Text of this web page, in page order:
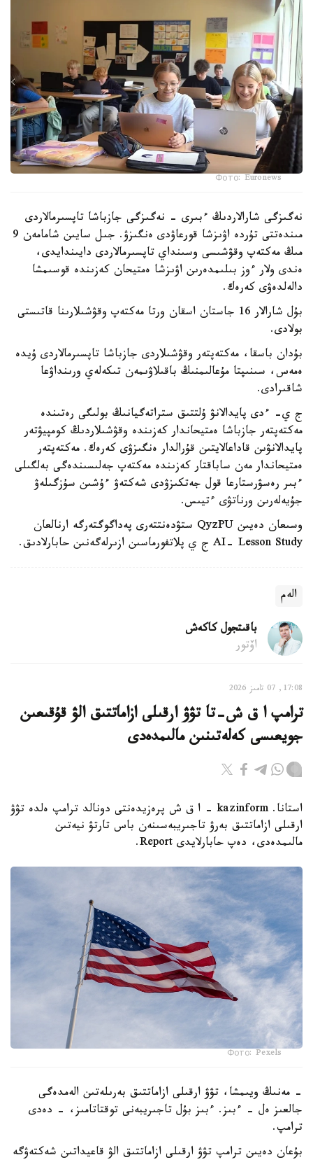
Фото: Euronews
نەگىزگى شارالاردىڭ ءبىرى - نەگىزگى جازباشا تاپسىرمالاردى
مىندەتتى تۇردە اۋىزشا قورعاۋدى ەنگىزۋ. جىل سايىن شامامەن 9
مىڭ مەكتەپ وقۋشىسى وسىنداي تاپسىرمالاردى دايىندايدى،
ەندى ولار ءوز بىلىمدەرىن اۋىزشا ەمتيحان كەزىندە قوسىمشا
دالەلدەۋى كەرەك.
بۇل شارالار 16 جاستان اسقان ورتا مەكتەپ وقۋشىلارىنا قاتىستى
بولادى.
بۇدان باسقا، مەكتەپتەر وقۋشىلاردى جازباشا تاپسىرمالاردى ۇيدە
ەمەس، سىنىپتا مۇعالىمنىڭ باقىلاۋىمەن تىكەلەي ورىنداۋعا
شاقىرادى.
ج ي- ءدى پايدالانۋ ۇلتتىق ستراتەگيانىڭ بولىگى رەتىندە
مەكتەپتەر جازباشا ەمتيحاندار كەزىندە وقۋشىلاردىڭ كومپيۋتەر
پايدالانۋىن قاداعالايتىن قۇرالدار ەنگىزۋى كەرەك. مەكتەپتەر
ەمتيحاندار مەن ساباقتار كەزىندە مەكتەپ جەلىسىندەگى بەلگىلى
ءبىر رەسۋرستارعا قول جەتكىزۋدى شەكتەۋ ءۇشىن سۇزگىلەۋ
جۇيەلەرىن ورناتۋى ءتيىس.
وسىعان دەيىن QyzPU ستۋدەنتتەرى پەداگوگتەرگە ارنالعان
AI- Lesson Study ج ي پلاتفورماسىن ازىرلەگەنىن حابارلادىق.
الەم
باقىتجول كاكەش
اۆتور
17:08, 07 تامىز 2026
ترامپ ا ق ش-تا تۋۋ ارقىلى ازاماتتىق الۋ قۇقىعىن
جويعىسى كەلەتىنىن مالىمدەدى
استانا. kazinform - ا ق ش پرەزيدەنتى دونالد ترامپ ەلدە تۋۋ
ارقىلى ازاماتتىق بەرۋ تاجىريبەسىنەن باس تارتۋ نيەتىن
مالىمدەدى، دەپ حابارلايدى Report.
Фото: Pexels
- مەنىڭ ويىمشا، تۋۋ ارقىلى ازاماتتىق بەرىلەتىن الەمدەگى
جالعىز ەل - ءبىز. ءبىز بۇل تاجىريبەنى توقتاتامىز، - دەدى
ترامپ.
بۇعان دەيىن ترامپ تۋۋ ارقىلى ازاماتتىق الۋ قاعيداتىن شەكتەۋگە